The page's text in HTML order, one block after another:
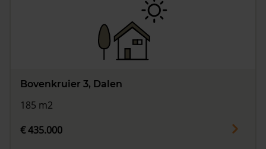
Bovenkruier 3, Dalen
185 m2
€ 435.000